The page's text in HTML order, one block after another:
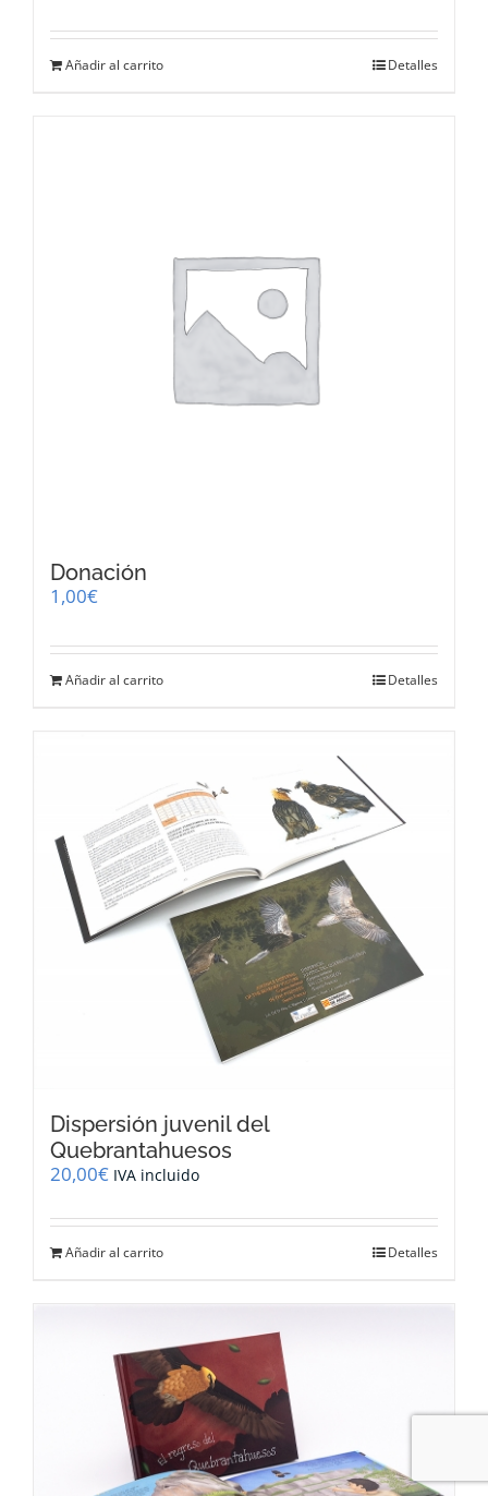
Añadir al carrito Detalles
Donación
1,00€
Añadir al carrito Detalles
Dispersión juvenil del
Quebrantahuesos
20,00€ IVA incluido
Añadir al carrito Detalles